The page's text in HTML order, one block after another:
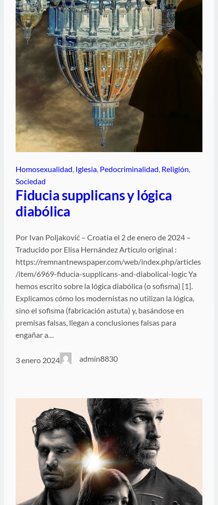
Homosexualidad, Iglesia, Pedocriminalidad, Religión
Sociedad
Fiducia supplicans y lógica
diabólica
Por Ivan Poljaković – Croatia el 2 de enero de 2024 –
Traducido por Elisa Hernández Artículo original :
https://remnantnewspaper.com/web/index.php/articles
/item/6969-fiducia-supplicans-and-diabolical-logic Ya
hemos escrito sobre la lógica diabólica (o sofisma) [1].
Explicamos cómo los modernistas no utilizan la lógica,
sino el sofisma (fabricación astuta) y, basándose en
premisas falsas, llegan a conclusiones falsas para
engañar a…
3 enero 2024 admin8830